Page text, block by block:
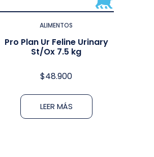
ALIMENTOS
Pro Plan Ur Feline Urinary
St/Ox 7.5 kg
$48.900
LEER MÁS